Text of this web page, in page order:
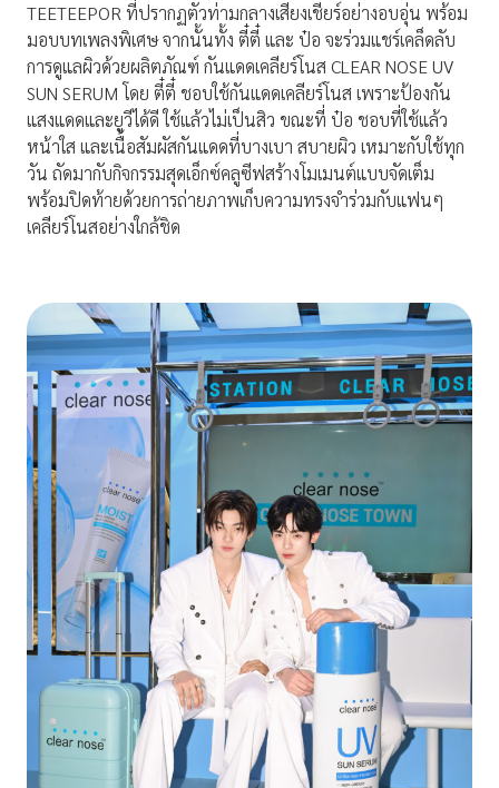
TEETEEPOR ที่ปรากฏตัวท่ามกลางเสียงเชียร์อย่างอบอุ่น พร้อม
มอบบทเพลงพิเศษ จากนั้นทั้ง ตี๋ตี๋ และ ป๋อ จะร่วมแชร์เคล็ดลับ
การดูแลผิวด้วยผลิตภัณฑ์ กันแดดเคลียร์โนส CLEAR NOSE UV
SUN SERUM โดย ตี๋ตี๋ ชอบใช้กันแดดเคลียร์โนส เพราะป้องกัน
แสงแดดและยูวีได้ดี ใช้แล้วไม่เป็นสิว ขณะที่ ป๋อ ชอบที่ใช้แล้ว
หน้าใส และเนื้อสัมผัสกันแดดที่บางเบา สบายผิว เหมาะกับใช้ทุก
วัน ถัดมากับกิจกรรมสุดเอ็กซ์คลูซีฟสร้างโมเมนต์แบบจัดเต็ม
พร้อมปิดท้ายด้วยการถ่ายภาพเก็บความทรงจำร่วมกับแฟนๆ
เคลียร์โนสอย่างใกล้ชิด